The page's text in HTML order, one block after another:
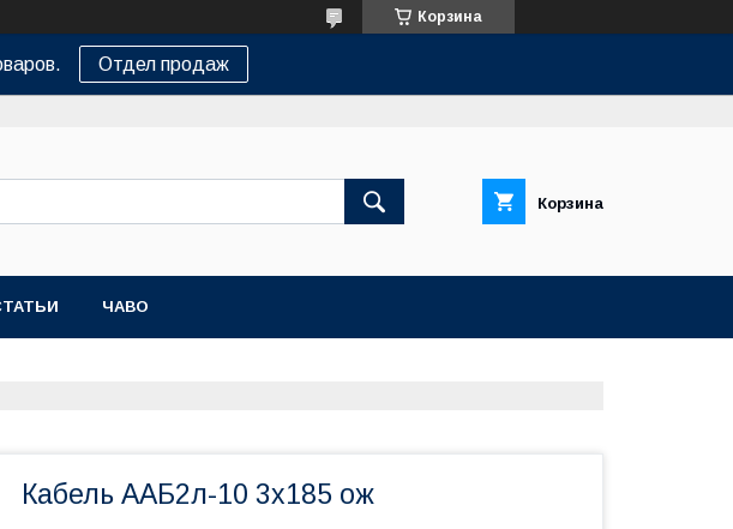
Корзина
Отдел продаж
Корзина
ЧАВО
Кабель ААБ2л-10 3х185 ож